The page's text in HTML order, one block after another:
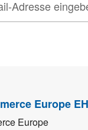
Europe